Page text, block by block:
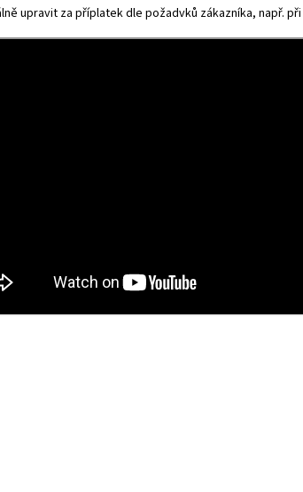
upravit za příplatek dle požadvků zákazníka, např.